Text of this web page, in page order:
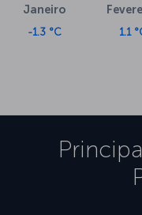
Janeiro
-1.3 °C 1.1